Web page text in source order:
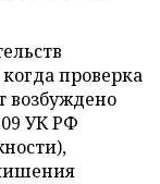
проверка
возбуждено
УК РФ